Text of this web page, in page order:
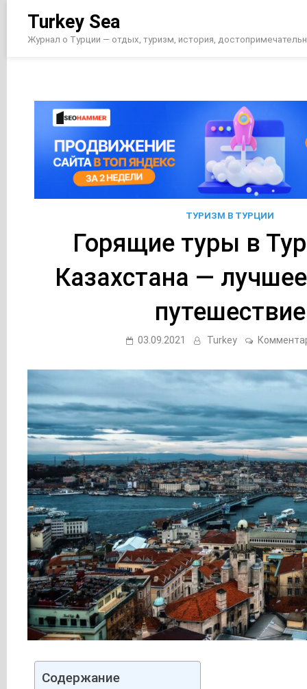
содержимому
Turkey Sea
Журнал о Турции — отдых, туризм, история,
ТУРИЗМ В ТУРЦИИ
Горящие туры в
Казахстана —
путешествие
03.09.2021 Turkey
Содержание